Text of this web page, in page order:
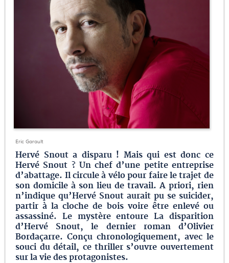
Eric Garault
Hervé Snout a disparu ! Mais qui est donc ce
Hervé Snout ? Un chef d’une petite entreprise
d’abattage. Il circule à vélo pour faire le trajet de
son domicile à son lieu de travail. A priori, rien
n’indique qu’Hervé Snout aurait pu se suicider,
partir à la cloche de bois voire être enlevé ou
assassiné. Le mystère entoure La disparition
d’Hervé Snout, le dernier roman d’Olivier
Bordaçarre. Conçu chronologiquement, avec le
souci du détail, ce thriller s’ouvre ouvertement
sur la vie des protagonistes.